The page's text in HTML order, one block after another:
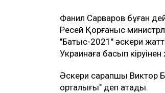
Фанил Сарваров бұған
Ресей Қорғаныс
"Батыс-2021" әскери
Украинаға басып
Әскери сарапшы Виктор
орталығы" деп атады.